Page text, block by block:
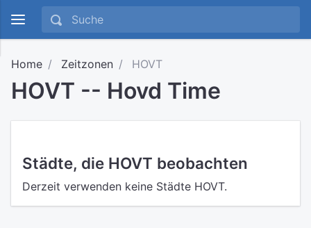
Home Zeitzonen HOVT
HOVT -- Hovd Time
Städte, die HOVT beobachten
Derzeit verwenden keine Städte HOVT.